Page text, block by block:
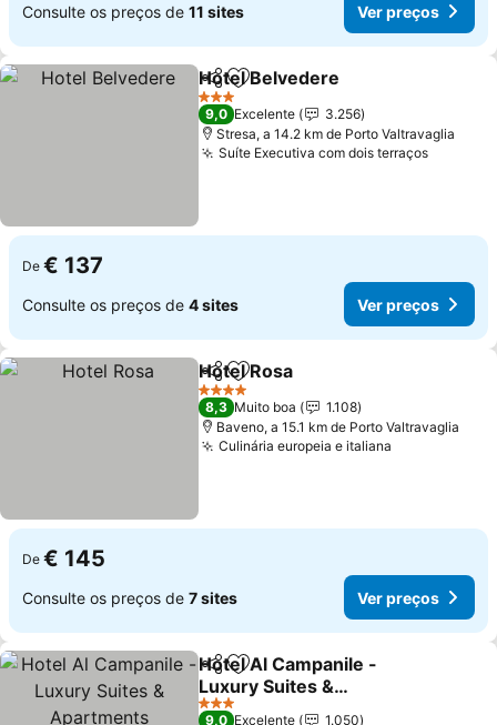
Consulte os preços de 11 sites Ver preços
PartilharAdicionar aos favoritos
Hotel Belvedere
3 Estrelas
9,0 Excelente
3.256
Stresa, a 14.2 km de Porto Valtravaglia
Suíte Executiva com dois terraços
De € 137
Consulte os preços de 4 sites Ver preços
PartilharAdicionar aos favoritos
Hotel Rosa
4 Estrelas
8,3 Muito boa
1.108
Baveno, a 15.1 km de Porto Valtravaglia
Culinária europeia e italiana
De € 145
Consulte os preços de 7 sites Ver preços
PartilharAdicionar aos favoritos
Hotel Al Campanile -
Luxury Suites &
Apartments
3 Estrelas
9,0 Excelente 1.050